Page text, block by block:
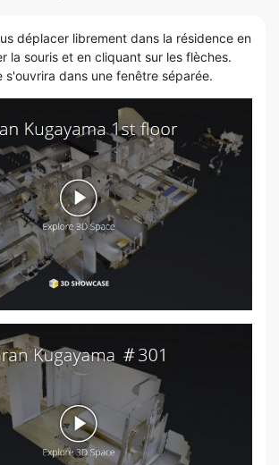
déplacer librement dans la résidence en
la souris et en cliquant sur les flèches.
s'ouvrira dans une fenêtre séparée.